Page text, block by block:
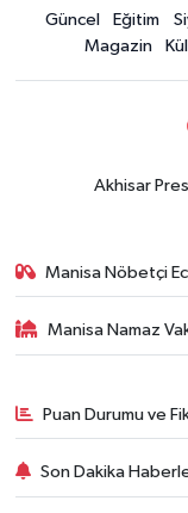
Güncel Eğitim
Magazin
Akhisar
Manisa Nöbetçi
Manisa Namaz
Puan Durumu ve
Son Dakika